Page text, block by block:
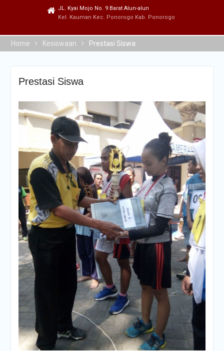
JL. Kyai Mojo No. 9 Barat Alun-alun
Kel. Kauman Kec. Ponorogo Kab. Ponorogo
Home Kesiswaan Prestasi Siswa
Prestasi Siswa